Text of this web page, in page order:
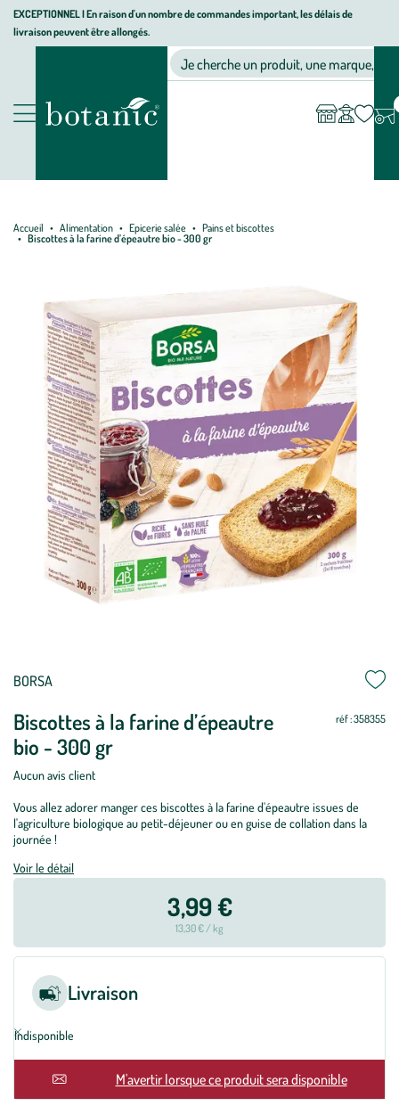
Aller
Aller
au
Aller
au
page
EXCEPTIONNEL I En raison d'un nombre de commandes important, les délais de
livraison peuvent être allongés.
Nos produits
Jardinerie écologique, animalerie, décoration, alimentation bio
Je cherche un produit, une marque, un
compte
Accueil Alimentation Epicerie salée
Pains et biscottes
Biscottes à la farine d’épeautre bio - 300 gr
BORSA
Biscottes à la farine d’épeautre
bio - 300 gr
réf : 358355
Aucun avis client
Vous allez adorer manger ces biscottes à la farine d'épeautre issues de
l'agriculture biologique au petit-déjeuner ou en guise de collation dans la
journée !
Voir le détail
3,99 €
13,30 € / kg
Livraison
Indisponible
En rupture M'avertir lorsque ce produit sera disponible